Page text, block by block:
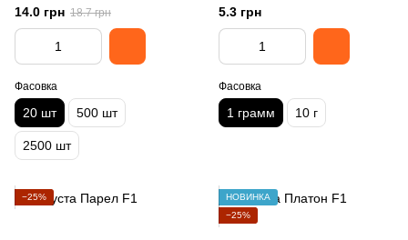
14.0 грн 18.7 грн
Фасовка
20 шт 500 шт
2500 шт
5.3 грн
Фасовка
1 грамм 10 г
−25%
НОВИНКА
−25%